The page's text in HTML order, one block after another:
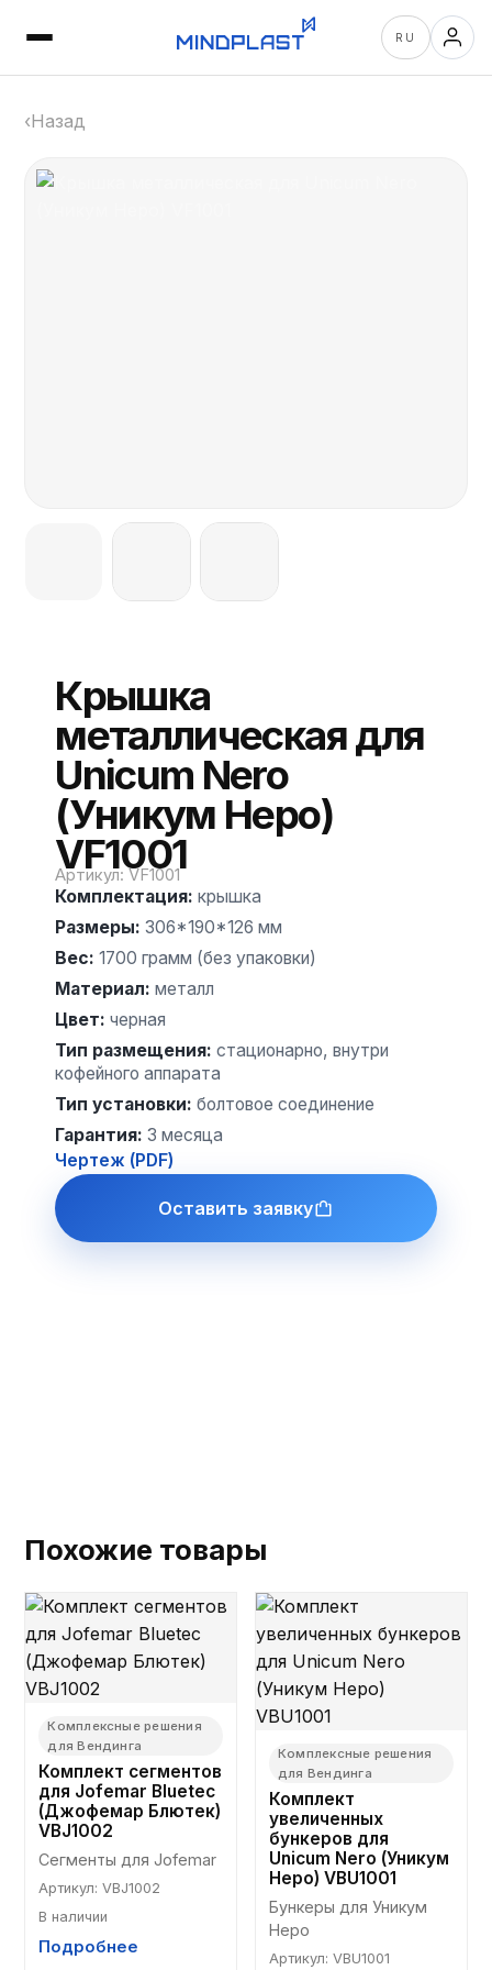
RU
‹Назад
Крышка
металлическая для
Unicum Nero
(Уникум Неро)
VF1001
Артикул:VF1001
Комплектация: крышка
Размеры: 306*190*126 мм
Вес: 1700 грамм (без упаковки)
Материал: металл
Цвет: черная
Тип размещения: стационарно, внутри
кофейного аппарата
Тип установки: болтовое соединение
Гарантия: 3 месяца
Чертеж (PDF)
Оставить заявку
Похожие товары
Комплексные решения
для Вендинга
Комплект сегментов
для Jofemar Bluetec
(Джофемар Блютек)
VBJ1002
Сегменты для Jofemar
Артикул:VBJ1002
В наличии
Подробнее
Комплексные решения
для Вендинга
Комплект
увеличенных
бункеров для
Unicum Nero (Уникум
Неро) VBU1001
Бункеры для Уникум
Неро
Артикул: VBU1001